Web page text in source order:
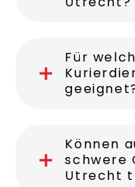
Für
Können
schwere
Utrecht